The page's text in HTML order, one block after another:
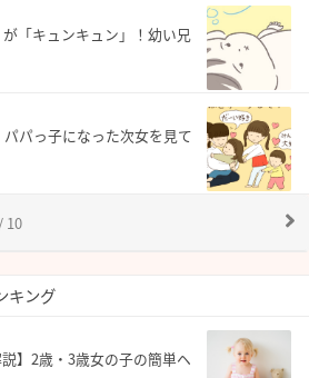
が「キュンキュン」！幼い兄
パパっ子になった次女を見て
10
キング
】2歳・3歳女の子の簡単ヘ